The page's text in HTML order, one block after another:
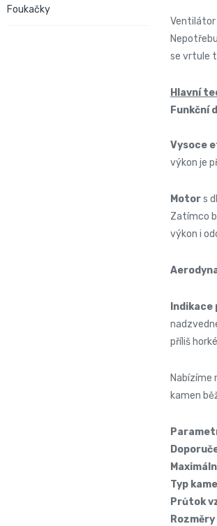
Foukačky
Ventilátor
se vrtule
Hlavní
Funkční
Vysoce
výkon je
Motors
Zatímco
výkon i
příliš
Nabízíme
kamen
Typ
Průtok
Rozměry